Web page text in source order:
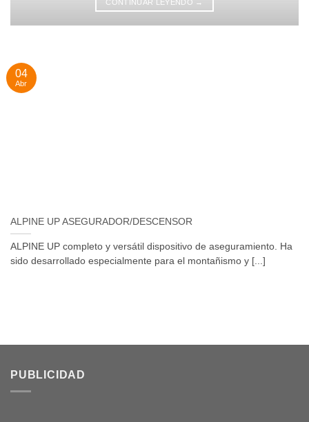
CONTINUAR LEYENDO →
ALPINE UP ASEGURADOR/DESCENSOR
ALPINE UP completo y versátil dispositivo de aseguramiento. Ha
sido desarrollado especialmente para el montañismo y [...]
04
Abr
PUBLICIDAD